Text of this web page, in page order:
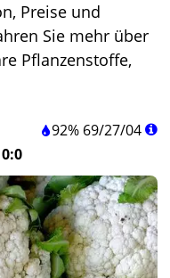
Preise und
Sie mehr über
Pflanzenstoffe,
92% 69/27/04
0:0